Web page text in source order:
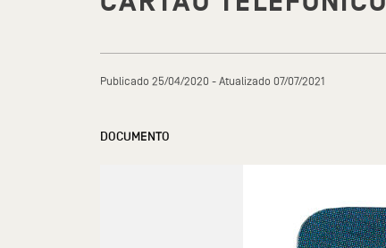
Publicado 25/04/2020 - Atualizado 07/07/2021
DOCUMENTO